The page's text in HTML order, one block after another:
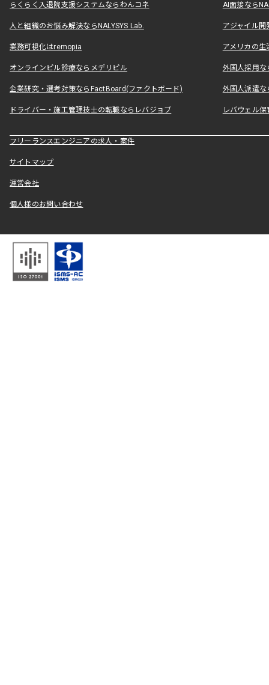
らくらく入退院支援システムならわんコネ AI面接なら
人と組織のお悩み解決ならNALYSYS Lab. アジャイル
業務可視化はremopia アメリカの
オンラインピル診療ならメデリピル 外国人採用
企業研究・選考対策ならFactBoard(ファクトボード) 外国人派遣な
ドライバー・施工管理技士の転職ならレバジョブ レバウェル
フリーランスエンジニアの求人・案件
サイトマップ
運営会社
個人様のお問い合わせ